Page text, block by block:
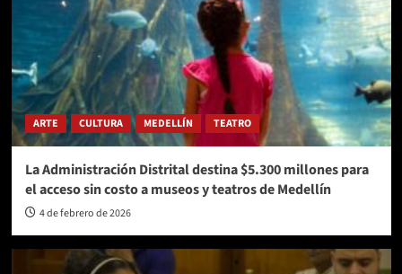
ARTE CULTURA MEDELLÍN TEATRO
La Administración Distrital destina $5.300 millones para
el acceso sin costo a museos y teatros de Medellín
4 de febrero de 2026